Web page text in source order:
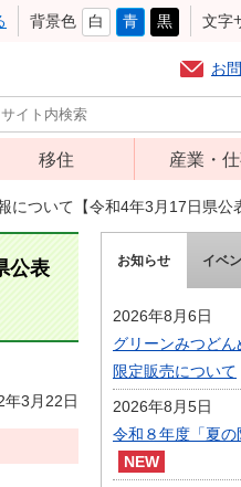
背景色 白 青 黒 文字
お
移住 産業・
経営支援
就労支援
農林業振興
届出・証
令・規制
企業の税金
入札・契約
ついて【令和4年3月17日県公
公表
年3月22日
お知らせ イベ
2026年8月6日
グリーンみつど
限定販売について
2026年8月5日
令和８年度「夏